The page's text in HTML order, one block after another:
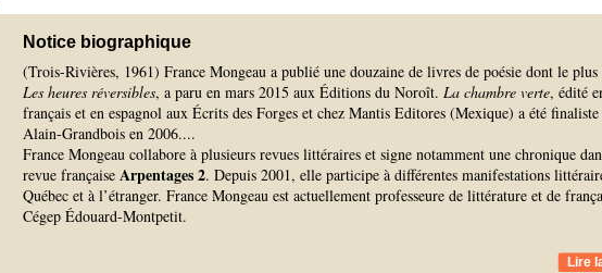
Notice biographique
(Trois-Rivières, 1961) France Mongeau a publié une douzaine de livres de poésie dont le plus
Les heures réversibles, a paru en mars 2015 aux Éditions du Noroît. La chambre verte, édité
français et en espagnol aux Écrits des Forges et chez Mantis Editores (Mexique) a été
Alain-Grandbois en 2006....
France Mongeau collabore à plusieurs revues littéraires et signe notamment une chronique
revue française Arpentages 2. Depuis 2001, elle participe à différentes manifestations
Québec et à l’étranger. France Mongeau est actuellement professeure de littérature et de
Cégep Édouard-Montpetit.
Lire